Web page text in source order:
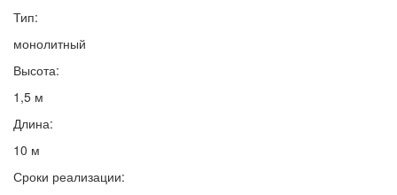
Тип:
монолитный
Высота:
1,5 м
Длина:
10 м
Сроки реализации: